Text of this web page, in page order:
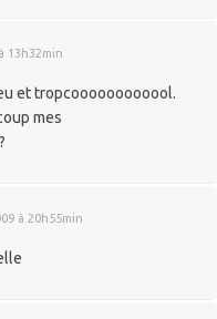
13h32min
et tropcoooooooooool.
mes
à 20h55min